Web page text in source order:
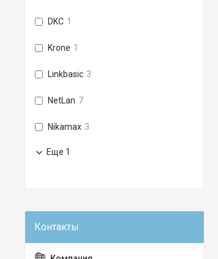
DKC 1
Krone 1
Linkbasic 3
NetLan 7
Nikamax 3
Еще 1